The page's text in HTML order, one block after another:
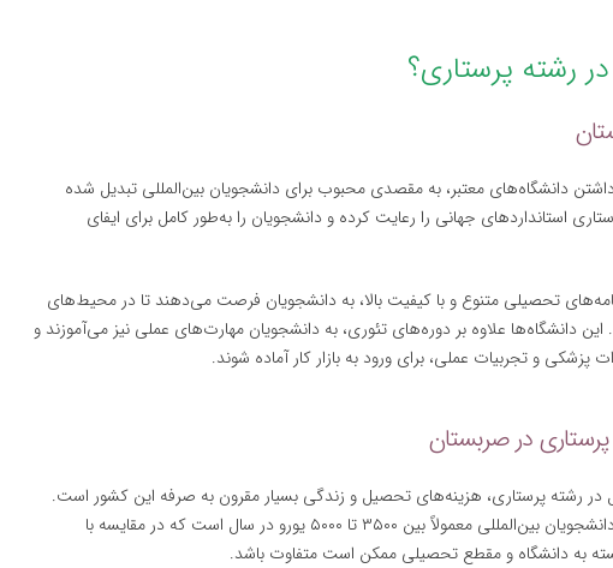
دانشگاه‌های معتبر، به مقصدی محبوب برای دانشجویان بین‌المللی تبدیل شده
استانداردهای جهانی را رعایت کرده و دانشجویان را به‌طور کامل برای ایفای
تحصیلی متنوع و با کیفیت بالا، به دانشجویان فرصت می‌دهند تا در محیط‌های
این دانشگاه‌ها علاوه بر دوره‌های تئوری، به دانشجویان مهارت‌های عملی نیز می‌آموزند و
پزشکی و تجربیات عملی، برای ورود به بازار کار آماده شوند.
رشته پرستاری، هزینه‌های تحصیل و زندگی بسیار مقرون به صرفه این کشور است.
شهریه تحصیل در رشته پرستاری در صربستان برای دانشجویان بین‌المللی معمولاً بین ۳۵۰۰ تا ۵۰۰۰ یورو در سال است که در مقایسه با
به دانشگاه و مقطع تحصیلی ممکن است متفاوت باشد.